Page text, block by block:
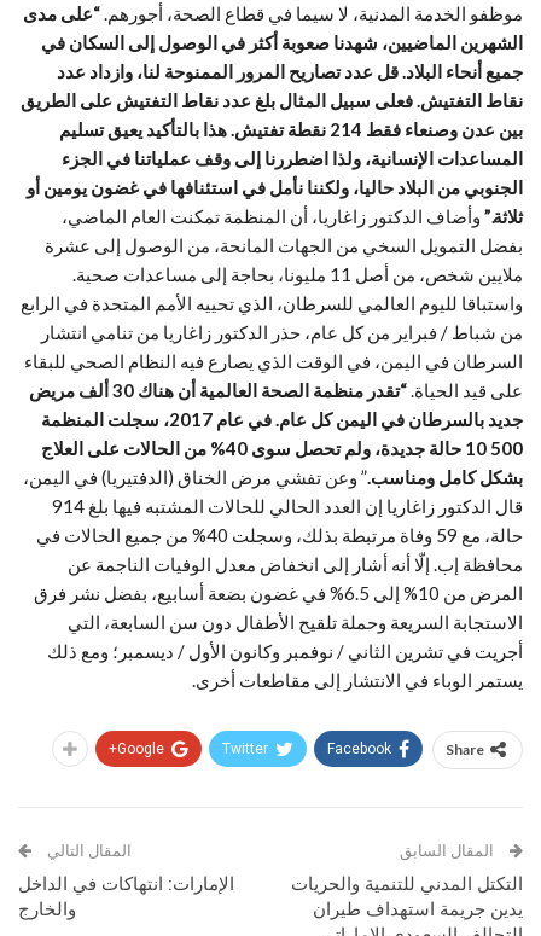
موظفو الخدمة المدنية، لا سيما في قطاع الصحة، أجورهم.“على مدى
الشهرين الماضيين، شهدنا صعوبة أكثر في الوصول إلى السكان في
جميع أنحاء البلاد. قل عدد تصاريح المرور الممنوحة لنا، وازداد عدد
نقاط التفتيش. فعلى سبيل المثال بلغ عدد نقاط التفتيش على الطريق
بين عدن وصنعاء فقط 214 نقطة تفتيش. هذا بالتأكيد يعيق تسليم
المساعدات الإنسانية، ولذا اضطررنا إلى وقف عملياتنا في الجزء
الجنوبي من البلاد حاليا، ولكننا نأمل في استئنافها في غضون يومين أو
ثلاثة.” وأضاف الدكتور زاغاريا، أن المنظمة تمكنت العام الماضي،
بفضل التمويل السخي من الجهات المانحة، من الوصول إلى عشرة
ملايين شخص، من أصل 11 مليونا، بحاجة إلى مساعدات صحية.
واستباقا لليوم العالمي للسرطان، الذي تحييه الأمم المتحدة في الرابع
من شباط / فبراير من كل عام، حذر الدكتور زاغاريا من تنامي انتشار
السرطان في اليمن، في الوقت الذي يصارع فيه النظام الصحي للبقاء
على قيد الحياة.
“تقدر منظمة الصحة العالمية أن هناك 30 ألف مريض
جديد بالسرطان في اليمن كل عام. في عام 2017، سجلت المنظمة
500 10 حالة جديدة، ولم تحصل سوى 40% من الحالات على العلاج
بشكل كامل ومناسب.” وعن تفشي مرض الخناق (الدفتيريا) في اليمن،
قال الدكتور زاغاريا إن العدد الحالي للحالات المشتبه فيها بلغ 914
حالة، مع 59 وفاة مرتبطة بذلك، وسجلت 40% من جميع الحالات في
محافظة إب. إلّا أنه أشار إلى انخفاض معدل الوفيات الناجمة عن
المرض من 10% إلى 6.5% في غضون بضعة أسابيع، بفضل نشر فرق
الاستجابة السريعة وحملة تلقيح الأطفال دون سن السابعة، التي
أجريت في تشرين الثاني / نوفمبر وكانون الأول / ديسمبر؛ ومع ذلك
يستمر الوباء في الانتشار إلى مقاطعات أخرى.
Share
Facebook
Twitter
Google+
المقال السابق
التكتل المدني للتنمية والحريات
يدين جريمة استهداف طيران
المقال التالي
الإمارات: انتهاكات في الداخل
والخارج